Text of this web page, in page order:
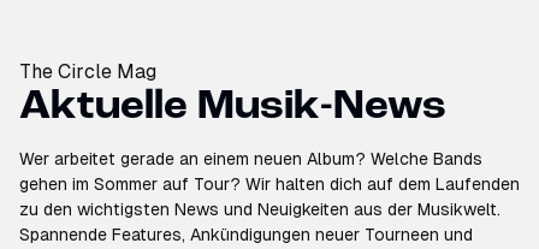
The Circle Mag
Aktuelle Musik-News
Wer arbeitet gerade an einem neuen Album? Welche Bands
gehen im Sommer auf Tour? Wir halten dich auf dem Laufenden
zu den wichtigsten News und Neuigkeiten aus der Musikwelt.
Spannende Features, Ankündigungen neuer Tourneen und